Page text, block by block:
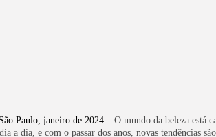
São Paulo, janeiro de 2024 – O mundo da beleza está
dia a dia, e com o passar dos anos, novas tendências